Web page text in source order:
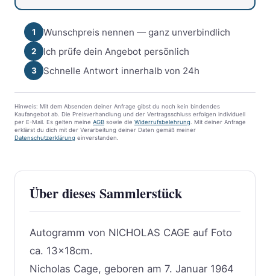
1 Wunschpreis nennen — ganz unverbindlich
2 Ich prüfe dein Angebot persönlich
3 Schnelle Antwort innerhalb von 24h
Hinweis: Mit dem Absenden deiner Anfrage gibst du noch kein bindendes
Kaufangebot ab. Die Preisverhandlung und der Vertragsschluss erfolgen individuell
per E-Mail. Es gelten meine AGB sowie die Widerrufsbelehrung. Mit deiner Anfrage
erklärst du dich mit der Verarbeitung deiner Daten gemäß meiner
Datenschutzerklärung einverstanden.
Über dieses Sammlerstück
Autogramm von NICHOLAS CAGE auf Foto
ca. 13x18cm.
Nicholas Cage, geboren am 7. Januar 1964